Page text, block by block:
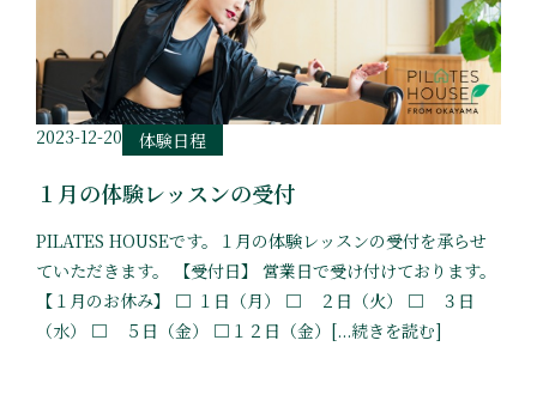
2023-12-20 体験日程
１月の体験レッスンの受付
PILATES HOUSEです。１月の体験レッスンの受付を承らせ
ていただきます。 【受付日】 営業日で受け付けております。
【１月のお休み】 □ １日（月） □ ２日（火） □ ３日
（水） □ ５日（金） □１２日（金）[...続きを読む]